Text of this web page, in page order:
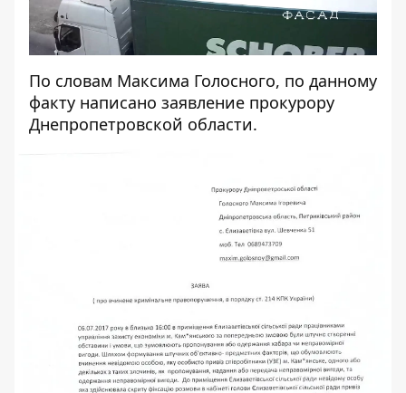
По словам Максима Голосного, по данному
факту написано заявление прокурору
Днепропетровской области.